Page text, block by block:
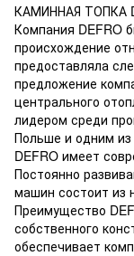
КАМИННАЯ ТОПКА
Компания DEFRO
происхождение
предоставляла
предложение
центрального
лидером среди
Польше и одним из
DEFRO имеет
Постоянно
машин состоит из
Преимущество
собственного
обеспечивает